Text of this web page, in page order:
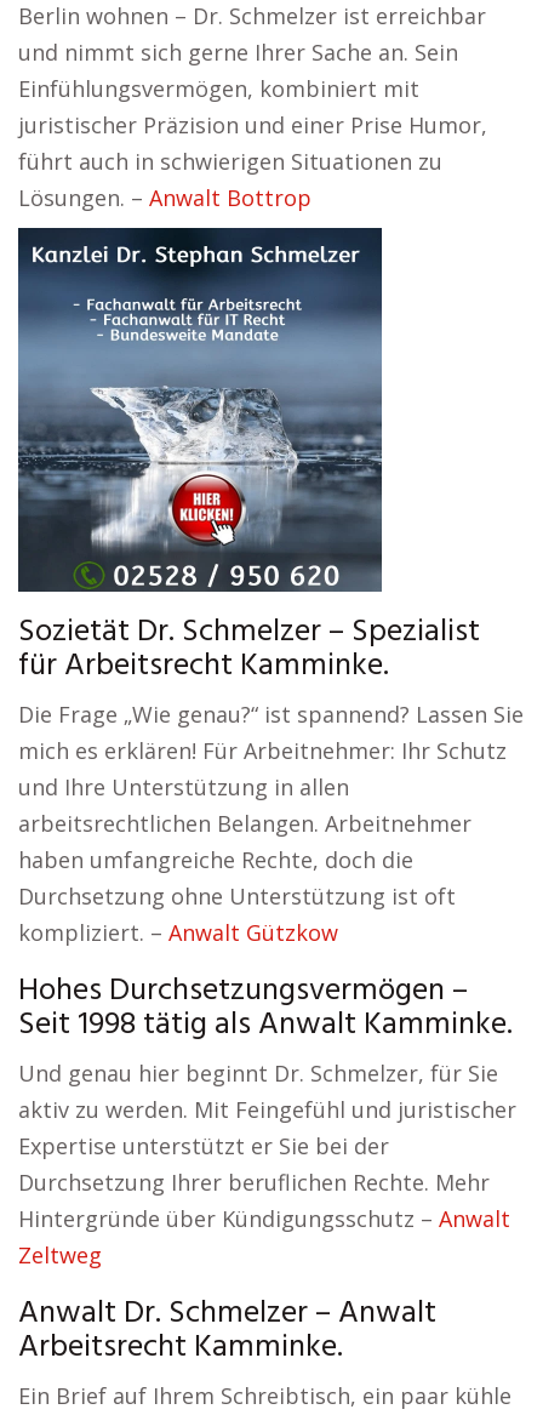
Berlin wohnen – Dr. Schmelzer ist erreichbar
und nimmt sich gerne Ihrer Sache an. Sein
Einfühlungsvermögen, kombiniert mit
juristischer Präzision und einer Prise Humor,
führt auch in schwierigen Situationen zu
Lösungen. – Anwalt Bottrop
Sozietät Dr. Schmelzer – Spezialist
für Arbeitsrecht Kamminke.
Die Frage „Wie genau?“ ist spannend? Lassen Sie
mich es erklären! Für Arbeitnehmer: Ihr Schutz
und Ihre Unterstützung in allen
arbeitsrechtlichen Belangen. Arbeitnehmer
haben umfangreiche Rechte, doch die
Durchsetzung ohne Unterstützung ist oft
kompliziert. – Anwalt Gützkow
Hohes Durchsetzungsvermögen –
Seit 1998 tätig als Anwalt Kamminke.
Und genau hier beginnt Dr. Schmelzer, für Sie
aktiv zu werden. Mit Feingefühl und juristischer
Expertise unterstützt er Sie bei der
Durchsetzung Ihrer beruflichen Rechte. Mehr
Hintergründe über Kündigungsschutz – Anwalt
Zeltweg
Anwalt Dr. Schmelzer – Anwalt
Arbeitsrecht Kamminke.
Ein Brief auf Ihrem Schreibtisch, ein paar kühle